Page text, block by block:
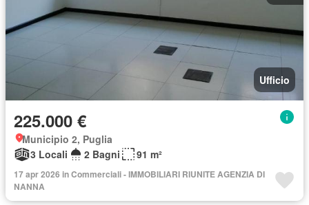
Ufficio
225.000 €
Municipio 2, Puglia
3 Locali
2 Bagni 91 m²
17 apr 2026 in Commerciali - IMMOBILIARI RIUNITE AGENZIA DI
NANNA